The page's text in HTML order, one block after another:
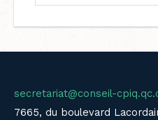
secretariat@conseil-
7665, du boulevard